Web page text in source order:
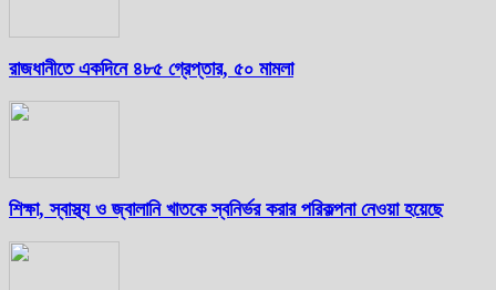
রাজধানীতে একদিনে ৪৮৫ গ্রেপ্তার, ৫০ মামলা
শিক্ষা, স্বাস্থ্য ও জ্বালানি খাতকে স্বনির্ভর করার পরিকল্পনা নেওয়া হয়েছে